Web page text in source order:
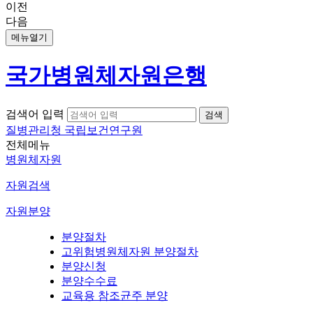
이전
다음
메뉴열기
국가병원체자원은행
검색어 입력
질병관리청 국립보건연구원
전체메뉴
병원체자원
자원검색
자원분양
분양절차
고위험병원체자원 분양절차
분양신청
분양수수료
교육용 참조균주 분양